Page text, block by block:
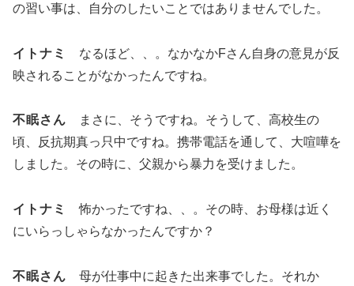
の習い事は、自分のしたいことではありませんでした。
イトナミ
なるほど、、。なかなかFさん自身の意見が反
映されることがなかったんですね。
不眠さん まさに、そうですね。そうして、高校生の
頃、反抗期真っ只中ですね。携帯電話を通して、大喧嘩を
しました。その時に、父親から暴力を受けました。
イトナミ
怖かったですね、、。その時、お母様は近く
にいらっしゃらなかったんですか？
不眠さん 母が仕事中に起きた出来事でした。それか